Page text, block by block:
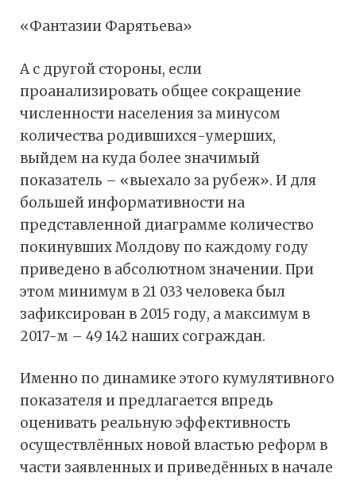
«Фантазии Фарятьева»
А с другой стороны, если
проанализировать общее сокращение
численности населения за минусом
количества родившихся-умерших,
выйдем на куда более значимый
показатель – «выехало за рубеж». И для
большей информативности на
представленной диаграмме количество
покинувших Молдову по каждому году
приведено в абсолютном значении. При
этом минимум в 21 033 человека был
зафиксирован в 2015 году, а максимум в
2017-м – 49 142 наших сограждан.
Именно по динамике этого кумулятивного
показателя и предлагается впредь
оценивать реальную эффективность
осуществлённых новой властью реформ в
части заявленных и приведённых в начале